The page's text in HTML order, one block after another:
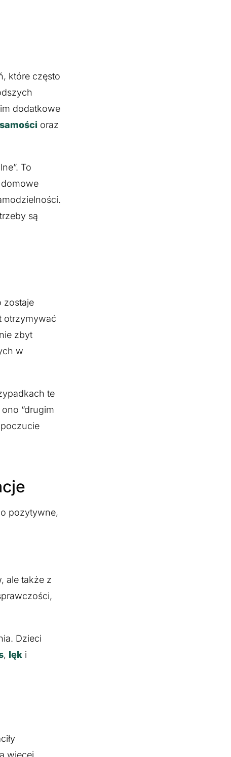
które często
dodatkowe
oraz
To
są
zostaje
otrzymywać
zbyt
w
te
“drugim
pozytywne,
ale także z
Dzieci
, lęk i
więcej